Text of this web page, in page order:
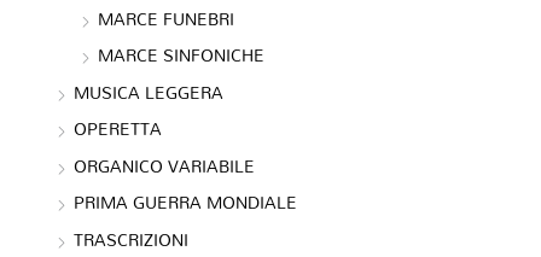
MARCE FUNEBRI
MARCE SINFONICHE
MUSICA LEGGERA
OPERETTA
ORGANICO VARIABILE
PRIMA GUERRA MONDIALE
TRASCRIZIONI